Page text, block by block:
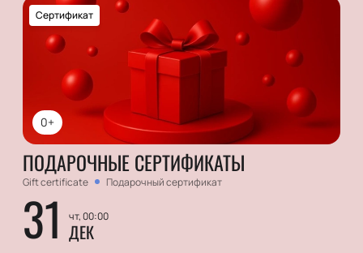
0+
Сертификат
ПОДАРОЧНЫЕ СЕРТИФИКАТЫ
Gift certificate Подарочный сертификат
31 чт, 00:00
ДЕК